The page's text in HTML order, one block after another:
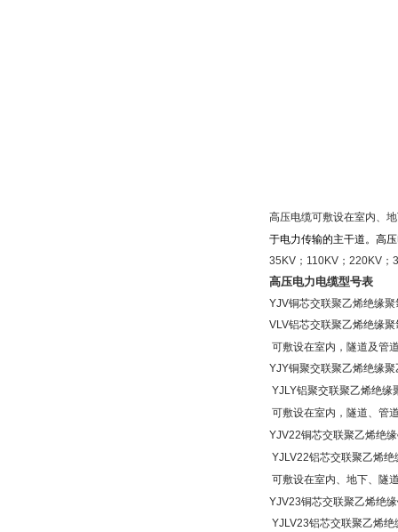
高压电缆可敷设在室内、
于电力传输的主干道。高
35KV ； 110KV ； 220KV ；
高压电力电缆型号表
YJV铜芯交联聚乙烯绝缘聚
VLV铝芯交联聚乙烯绝缘
可敷设在室内，隧道及管
YJY铜聚交联聚乙烯绝缘
YJLY铝聚交联聚乙烯绝缘
可敷设在室内，隧道、管
YJV22铜芯交联聚乙烯绝缘
YJLV22铝芯交联聚乙烯
可敷设在室内、地下、隧
YJV23铜芯交联聚乙烯绝
YJLV23铝芯交联聚乙烯